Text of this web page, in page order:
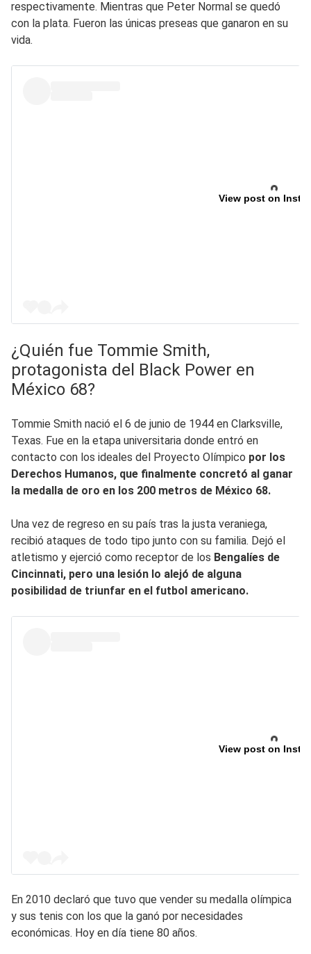
respectivamente. Mientras que Peter Normal se quedó
con la plata. Fueron las únicas preseas que ganaron en su
vida.
View post on
¿Quién fue Tommie Smith,
protagonista del Black Power en
México 68?
Tommie Smith nació el 6 de junio de 1944 en Clarksville,
Texas. Fue en la etapa universitaria donde entró en
contacto con los ideales del Proyecto Olímpico por los
Derechos Humanos, que finalmente concretó al ganar
la medalla de oro en los 200 metros de México 68.
Una vez de regreso en su país tras la justa veraniega,
recibió ataques de todo tipo junto con su familia. Dejó el
atletismo y ejerció como receptor de los Bengalíes de
Cincinnati, pero una lesión lo alejó de alguna
posibilidad de triunfar en el futbol americano.
View post on
En 2010 declaró que tuvo que vender su medalla olímpica
y sus tenis con los que la ganó por necesidades
económicas. Hoy en día tiene 80 años.